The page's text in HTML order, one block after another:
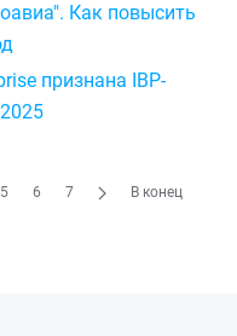
Как повысить
признана IBP-
5 6 7 В конец